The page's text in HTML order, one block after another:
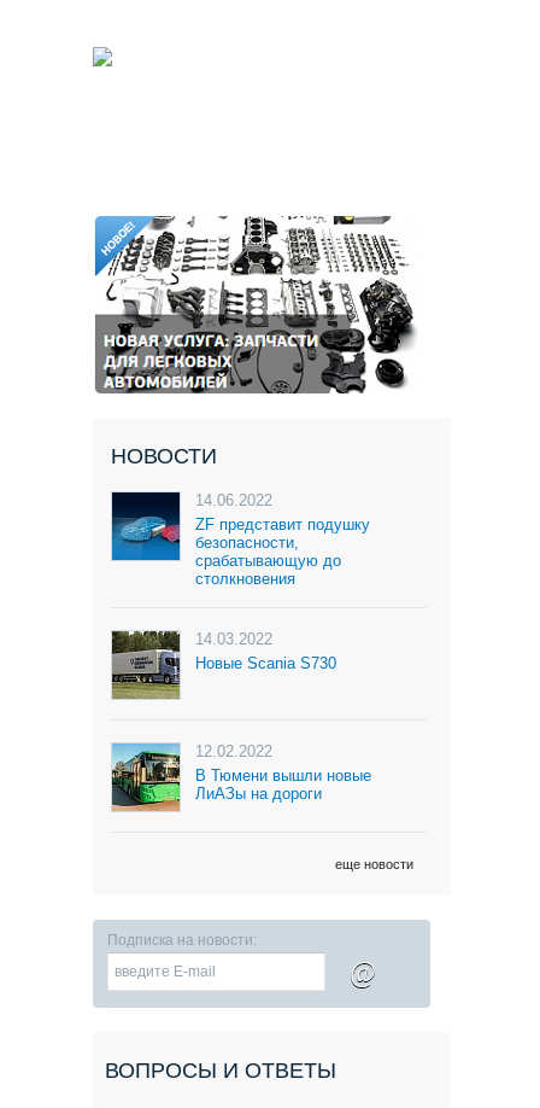
НОВОСТИ
14.06.2022
ZF представит подушку
безопасности,
срабатывающую до
столкновения
14.03.2022
Новые Scania S730
12.02.2022
В Тюмени вышли новые
ЛиАЗы на дороги
еще новости
Подписка на новости:
@
ВОПРОСЫ И ОТВЕТЫ